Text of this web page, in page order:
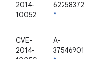
2014-
10052
62258372
*
CVE-
2014-
A-
37546901